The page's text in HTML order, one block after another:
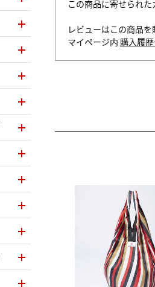
この商品に寄せられた
レビューはこの商品
マイページ内 購入履